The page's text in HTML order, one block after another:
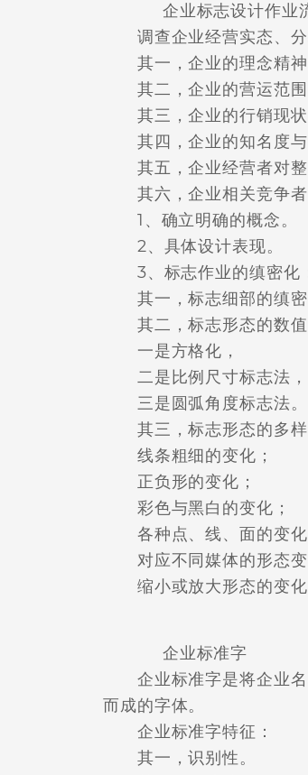
企业标志设计作业
调查企业经营实态、分
其一，企业的理念精神
其二，企业的营运范围
其三，企业的行销现状
其四，企业的知名度与
其五，企业经营者对整
其六，企业相关竞争者
1、确立明确的概念。
2、具体设计表现。
3、标志作业的缜密化
其一，标志细部的缜密
其二，标志形态的数值
一是方格化，
二是比例尺寸标志法，
三是圆弧角度标志法。
其三，标志形态的多样
线条粗细的变化；
正负形的变化；
彩色与黑白的变化；
各种点、线、面的变化
对应不同媒体的形态变
缩小或放大形态的变化
企业标准字
企业标准字是将企业名
而成的字体。
企业标准字特征：
其一，识别性。